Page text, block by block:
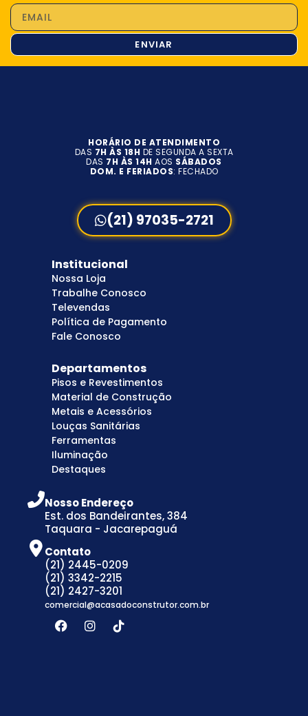
ENVIAR
HORÁRIO DE ATENDIMENTO
DAS 7H ÀS 18H DE SEGUNDA A SEXTA
DAS 7H ÀS 14H AOS SÁBADOS
DOM. E FERIADOS: FECHADO
(21) 97035-2721
Institucional
Nossa Loja
Trabalhe Conosco
Televendas
Política de Pagamento
Fale Conosco
Departamentos
Pisos e Revestimentos
Material de Construção
Metais e Acessórios
Louças Sanitárias
Ferramentas
Iluminação
Destaques
Nosso Endereço
Est. dos Bandeirantes, 384
Taquara - Jacarepaguá
Contato
(21) 2445-0209
(21) 3342-2215
(21) 2427-3201
comercial@acasadoconstrutor.com.br